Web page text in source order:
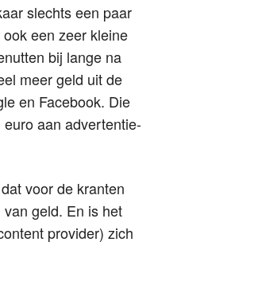
slechts een paar
een zeer kleine
bij lange na
meer geld uit de
en Facebook. Die
aan advertentie-
voor de kranten
geld. En is het
provider) zich